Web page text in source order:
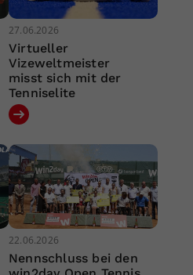
27.06.2026
Virtueller
Vizeweltmeister
misst sich mit der
Tenniselite
22.06.2026
Nennschluss bei den